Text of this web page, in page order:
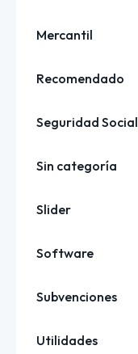
Mercantil
Recomendado
Seguridad Social
Sin categoría
Slider
Software
Subvenciones
Utilidades